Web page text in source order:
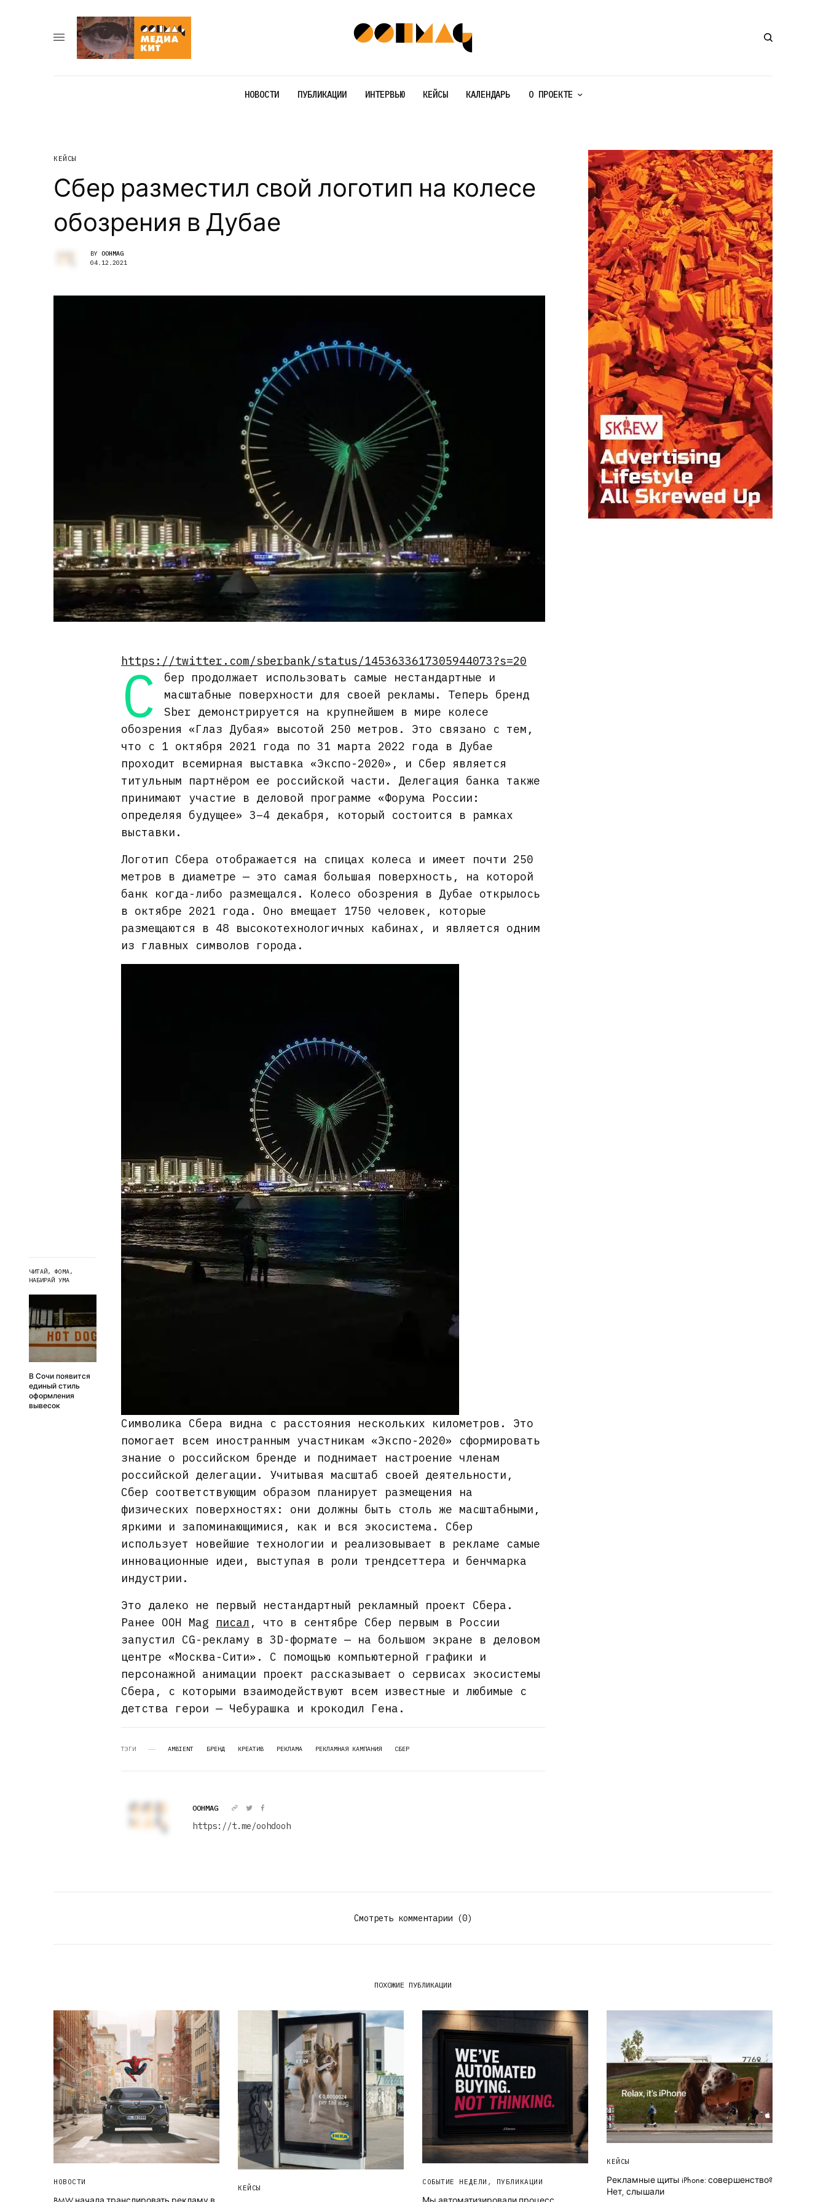
НОВОСТИ ПУБЛИКАЦИИ ИНТЕРВЬЮ КЕЙСЫ КАЛЕНДАРЬ О ПРОЕКТЕ
КЕЙСЫ
Сбер разместил свой логотип на колесе
обозрения в Дубае
BY OOHMAG
04.12.2021
ЧИТАЙ, ФОМА,
НАБИРАЙ УМА
В Сочи появится
единый стиль
оформления
вывесок
https://twitter.com/sberbank/status/1453633617305944073?s=20
С
бер продолжает использовать самые нестандартные и
масштабные поверхности для своей рекламы. Теперь бренд
Sber демонстрируется на крупнейшем в мире колесе
обозрения «Глаз Дубая» высотой 250 метров. Это связано с тем,
что с 1 октября 2021 года по 31 марта 2022 года в Дубае
проходит всемирная выставка «Экспо-2020», и Сбер является
титульным партнёром ее российской части. Делегация банка также
принимают участие в деловой программе «Форума России:
определяя будущее» 3–4 декабря, который состоится в рамках
выставки.
Логотип Сбера отображается на спицах колеса и имеет почти 250
метров в диаметре — это самая большая поверхность, на которой
банк когда-либо размещался. Колесо обозрения в Дубае открылось
в октябре 2021 года. Оно вмещает 1750 человек, которые
размещаются в 48 высокотехнологичных кабинах, и является одним
из главных символов города.
Символика Сбера видна с расстояния нескольких километров. Это
помогает всем иностранным участникам «Экспо-2020» сформировать
знание о российском бренде и поднимает настроение членам
российской делегации. Учитывая масштаб своей деятельности,
Сбер соответствующим образом планирует размещения на
физических поверхностях: они должны быть столь же масштабными,
яркими и запоминающимися, как и вся экосистема. Сбер
использует новейшие технологии и реализовывает в рекламе самые
инновационные идеи, выступая в роли трендсеттера и бенчмарка
индустрии.
Это далеко не первый нестандартный рекламный проект Сбера.
Ранее OOH Mag писал , что в сентябре Сбер первым в России
запустил CG-рекламу в 3D-формате — на большом экране в деловом
центре «Москва-Сити». С помощью компьютерной графики и
персонажной анимации проект рассказывает о сервисах экосистемы
Сбера, с которыми взаимодействуют всем известные и любимые с
детства герои — Чебурашка и крокодил Гена.
ТЭГИ AMBIENT БРЕНД КРЕАТИВ РЕКЛАМА РЕКЛАМНАЯ КАМПАНИЯ СБЕР
OOHMAG
https://t.me/oohdooh
Смотреть комментарии (0)
ПОХОЖИЕ ПУБЛИКАЦИИ
НОВОСТИ
КЕЙСЫ
СОБЫТИЕ НЕДЕЛИ , ПУБЛИКАЦИИ
КЕЙСЫ
Рекламные щиты iPhone: совершенство?
Нет, слышали